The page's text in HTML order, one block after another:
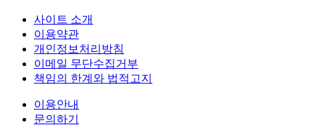
사이트 소개
이용약관
개인정보처리방침
이메일 무단수집거부
책임의 한계와 법적고지
이용안내
문의하기